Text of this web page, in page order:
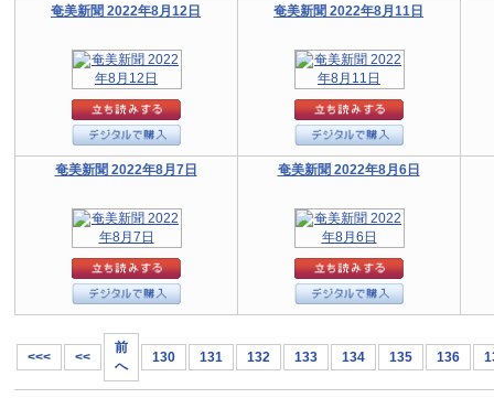
奄美新聞 2022年8月12日 奄美新聞 2022年8月11日
奄美新聞 2022年8月7日 奄美新聞 2022年8月6日
<<< <<
前
へ
130 131 132 133 134 135 136